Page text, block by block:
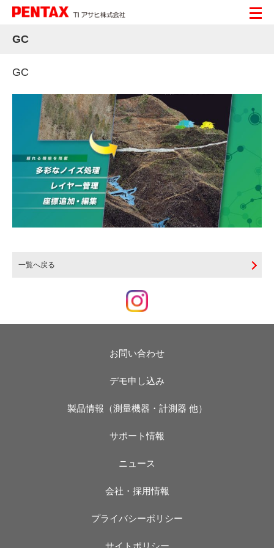
GC
GC
一覧へ戻る
お問い合わせ
デモ申し込み
製品情報（測量機器・計測器 他）
サポート情報
ニュース
会社・採用情報
プライバシーポリシー
サイトポリシー